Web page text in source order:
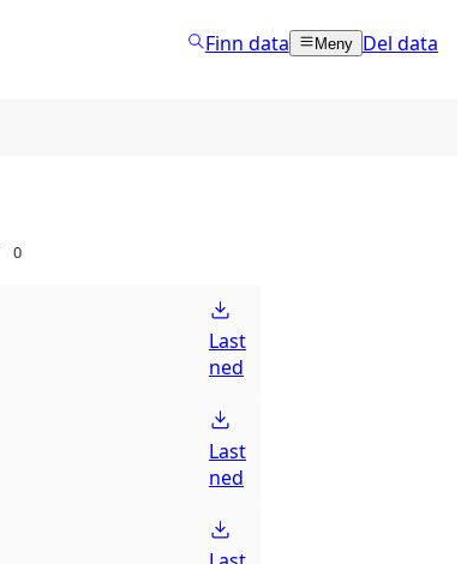
Finn data Meny Del data
0
Last
ned
Last
ned